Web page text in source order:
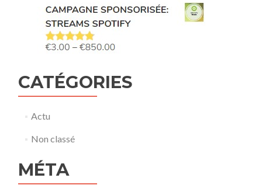
CATÉGORIES
Actu
Non classé
MÉTA